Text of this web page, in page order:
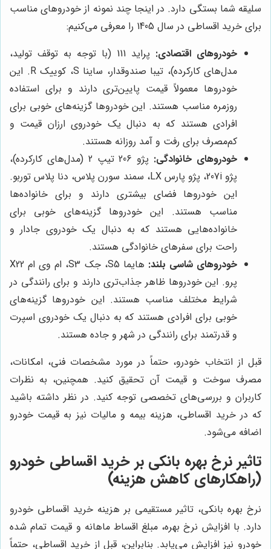
سلیقه شما بستگی دارد. در اینجا چند نمونه از خودروهای مناسب
برای خرید اقساطی در سال 1405 را معرفی می‌کنیم:
خودروهای اقتصادی:
پراید 111 (با توجه به توقف تولید،
مدل‌های کارکرده)، تیبا صندوقدار، ساینا S، کوییک R. این
خودروها معمولاً قیمت پایین‌تری دارند و برای استفاده
روزمره مناسب هستند. این خودروها گزینه‌های خوبی برای
افرادی هستند که به دنبال یک خودروی ارزان قیمت و
کم‌مصرف برای رفت و آمد روزانه هستند.
خودروهای خانوادگی:
پژو 206 تیپ 2 (مدل‌های کارکرده)،
پژو 207i، پژو پارس LX، سمند سورن پلاس، دنا پلاس توربو.
این خودروها فضای بیشتری دارند و برای خانواده‌ها
مناسب هستند. این خودروها گزینه‌های خوبی برای
خانواده‌هایی هستند که به دنبال یک خودروی جادار و
راحت برای سفرهای خانوادگی هستند.
خودروهای شاسی بلند:
هایما S5، جک S3، ام وی ام X22
پرو. این خودروها ظاهر جذاب‌تری دارند و برای رانندگی در
شرایط مختلف مناسب هستند. این خودروها گزینه‌های
خوبی برای افرادی هستند که به دنبال یک خودروی اسپرت
و قدرتمند برای رانندگی در شهر و جاده هستند.
قبل از انتخاب خودرو، حتماً در مورد مشخصات فنی، امکانات،
مصرف سوخت و قیمت آن تحقیق کنید. همچنین، به نظرات
کاربران و بررسی‌های تخصصی توجه کنید. در نظر داشته باشید
که در خرید اقساطی، هزینه بیمه و مالیات نیز به قیمت خودرو
اضافه می‌شود.
تاثیر نرخ بهره بانکی بر خرید اقساطی خودرو
(راهکارهای کاهش هزینه)
نرخ بهره بانکی، تاثیر مستقیمی بر هزینه خرید اقساطی خودرو
دارد. با افزایش نرخ بهره، مبلغ اقساط ماهانه و قیمت تمام شده
خودرو نیز افزایش می‌یابد. بنابراین، قبل از خرید اقساطی، حتماً